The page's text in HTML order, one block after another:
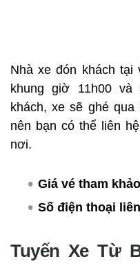
Nhà xe đón khách tại
khung giờ 11h00 và
khách, xe sẽ ghé
nên bạn có thể liên
nơi.
Giá vé tham khảo
Số điện thoại
Tuyến Xe Từ